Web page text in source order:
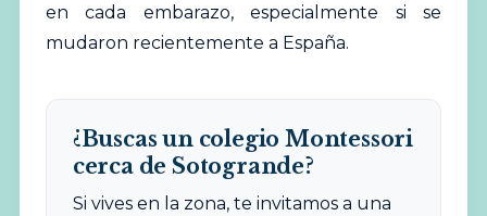
en cada embarazo, especialmente si se
mudaron recientemente a España.
¿Buscas un colegio Montessori
cerca de Sotogrande?
Si vives en la zona, te invitamos a una